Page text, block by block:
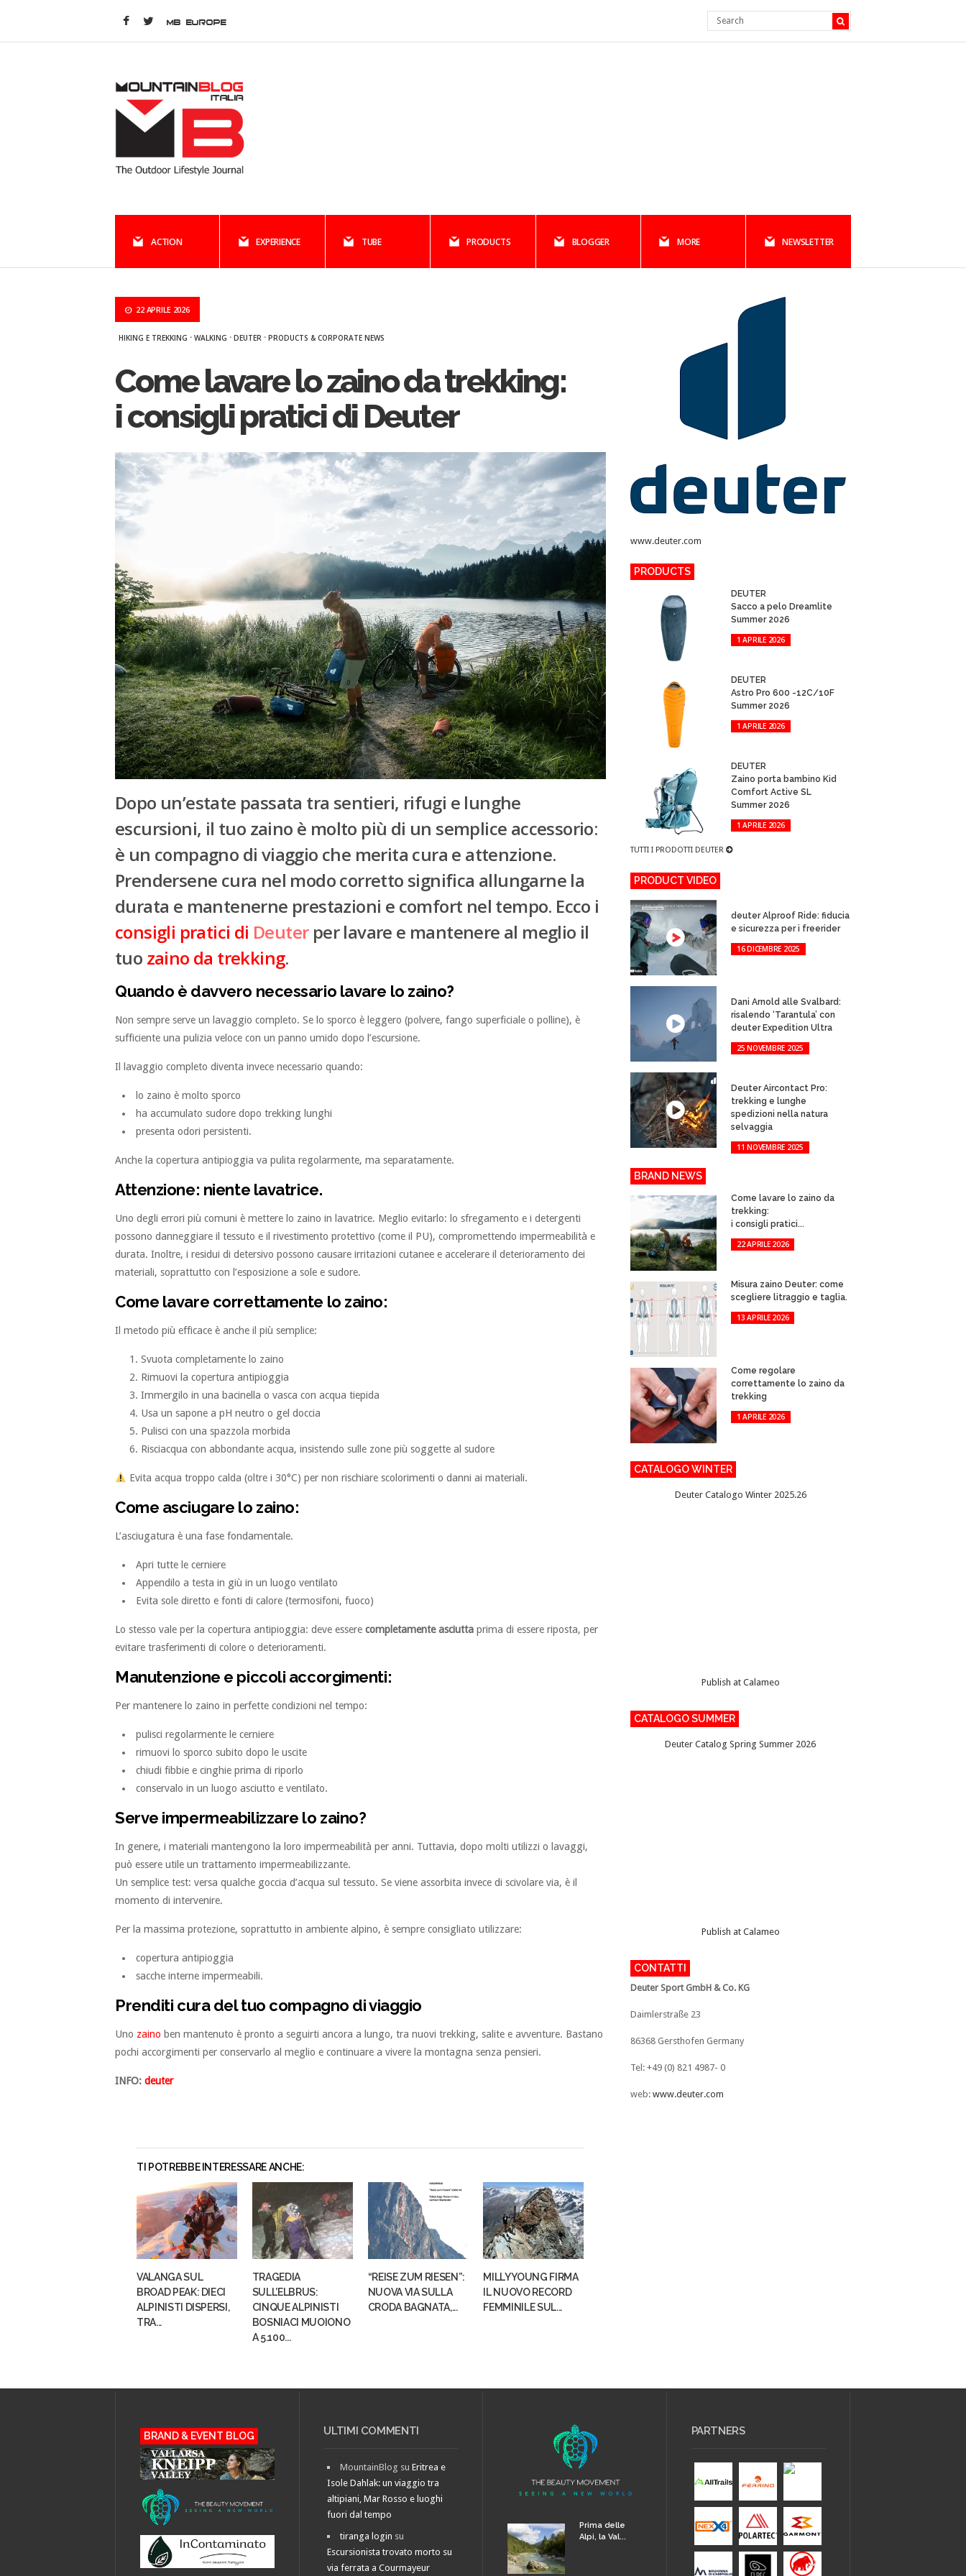
MB EUROPE
ACTION EXPERIENCE TUBE PRODUCTS BLOGGER MORE NEWSLETTER
22 APRILE 2026
HIKING E TREKKING · WALKING · DEUTER · PRODUCTS & CORPORATE NEWS
Come lavare lo zaino da trekking:
i consigli pratici di Deuter
Dopo un’estate passata tra sentieri, rifugi e lunghe
escursioni, il tuo zaino è molto più di un semplice accessorio:
è un compagno di viaggio che merita cura e attenzione.
Prendersene cura nel modo corretto significa allungarne la
durata e mantenerne prestazioni e comfort nel tempo. Ecco i
consigli pratici di Deuterper lavare e mantenere al meglio il
tuo zaino da trekking.
Quando è davvero necessario lavare lo zaino?
Non sempre serve un lavaggio completo. Se lo sporco è leggero (polvere, fango superficiale o polline), è
sufficiente una pulizia veloce con un panno umido dopo l’escursione.
Il lavaggio completo diventa invece necessario quando:
lo zaino è molto sporco
ha accumulato sudore dopo trekking lunghi
presenta odori persistenti.
Anche la copertura antipioggia va pulita regolarmente, ma separatamente.
Attenzione: niente lavatrice.
Uno degli errori più comuni è mettere lo zaino in lavatrice. Meglio evitarlo: lo sfregamento e i detergenti
possono danneggiare il tessuto e il rivestimento protettivo (come il PU), compromettendo impermeabilità e
durata. Inoltre, i residui di detersivo possono causare irritazioni cutanee e accelerare il deterioramento dei
materiali, soprattutto con l’esposizione a sole e sudore.
Come lavare correttamente lo zaino:
Il metodo più efficace è anche il più semplice:
Svuota completamente lo zaino
Rimuovi la copertura antipioggia
Immergilo in una bacinella o vasca con acqua tiepida
Usa un sapone a pH neutro o gel doccia
Pulisci con una spazzola morbida
Risciacqua con abbondante acqua, insistendo sulle zone più soggette al sudore
Evita acqua troppo calda (oltre i 30°C) per non rischiare scolorimenti o danni ai materiali.
Come asciugare lo zaino:
L’asciugatura è una fase fondamentale.
Apri tutte le cerniere
Appendilo a testa in giù in un luogo ventilato
Evita sole diretto e fonti di calore (termosifoni, fuoco)
Lo stesso vale per la copertura antipioggia: deve essere completamente asciutta prima di essere riposta, per
evitare trasferimenti di colore o deterioramenti.
Manutenzione e piccoli accorgimenti:
Per mantenere lo zaino in perfette condizioni nel tempo:
pulisci regolarmente le cerniere
rimuovi lo sporco subito dopo le uscite
chiudi fibbie e cinghie prima di riporlo
conservalo in un luogo asciutto e ventilato.
Serve impermeabilizzare lo zaino?
In genere, i materiali mantengono la loro impermeabilità per anni. Tuttavia, dopo molti utilizzi o lavaggi,
può essere utile un trattamento impermeabilizzante.
Un semplice test: versa qualche goccia d’acqua sul tessuto. Se viene assorbita invece di scivolare via, è il
momento di intervenire.
Per la massima protezione, soprattutto in ambiente alpino, è sempre consigliato utilizzare:
copertura antipioggia
sacche interne impermeabili.
Prenditi cura del tuo compagno di viaggio
Uno zaino ben mantenuto è pronto a seguirti ancora a lungo, tra nuovi trekking, salite e avventure. Bastano
pochi accorgimenti per conservarlo al meglio e continuare a vivere la montagna senza pensieri.
INFO: deuter
TI POTREBBE INTERESSARE ANCHE:
VALANGA SUL
BROAD PEAK: DIECI
ALPINISTI DISPERSI,
TRA...
TRAGEDIA
SULL’ELBRUS:
CINQUE ALPINISTI
BOSNIACI MUOIONO
A 5.100...
“REISE ZUM RIESEN”:
NUOVA VIA SULLA
CRODA BAGNATA,...
MILLY YOUNG FIRMA
IL NUOVO RECORD
FEMMINILE SUL...
www.deuter.com
PRODUCTS
DEUTER
Sacco a pelo Dreamlite
Summer 2026
1 APRILE 2026
DEUTER
Astro Pro 600 -12C/10F
Summer 2026
1 APRILE 2026
DEUTER
Zaino porta bambino Kid
Comfort Active SL
Summer 2026
1 APRILE 2026
TUTTI I PRODOTTI DEUTER
PRODUCT VIDEO
deuter Alproof Ride: fiducia
e sicurezza per i freerider
16 DICEMBRE 2025
Dani Arnold alle Svalbard:
risalendo ‘Tarantula’ con
deuter Expedition Ultra
25 NOVEMBRE 2025
Deuter Aircontact Pro:
trekking e lunghe
spedizioni nella natura
selvaggia
11 NOVEMBRE 2025
BRAND NEWS
Come lavare lo zaino da
trekking:
i consigli pratici...
22 APRILE 2026
Misura zaino Deuter: come
scegliere litraggio e taglia.
13 APRILE 2026
Come regolare
correttamente lo zaino da
trekking
1 APRILE 2026
CATALOGO WINTER
Deuter Catalogo Winter 2025.26
Publish at Calameo
CATALOGO SUMMER
Deuter Catalog Spring Summer 2026
Publish at Calameo
CONTATTI
Deuter Sport GmbH & Co. KG
Daimlerstraße 23
86368 Gersthofen Germany
Tel: +49 (0) 821 4987- 0
web: www.deuter.com
BRAND & EVENT BLOG ULTIMI COMMENTI
MountainBlog suEritrea e
Isole Dahlak: un viaggio tra
altipiani, Mar Rosso e luoghi
fuori dal tempo
tiranga login su
Escursionista trovato morto su
via ferrata a Courmayeur
Prima delle
Alpi, la Val...
PARTNERS